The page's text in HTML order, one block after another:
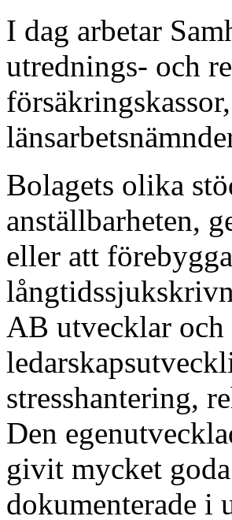
I dag arbetar
utrednings- och
Bolagets olika
anställbarheten,
eller att
AB utvecklar och
stresshantering,
Den
givit mycket
dokumenterade i